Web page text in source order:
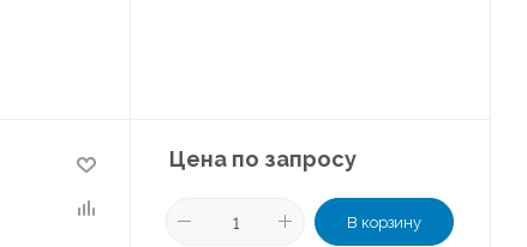
Цена по запросу
В корзину